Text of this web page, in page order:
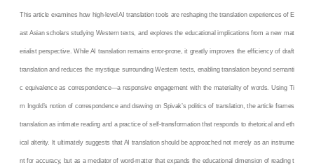
This article examines how high-level AI translation tools are reshaping the translation experiences of E
ast Asian scholars studying Western texts, and explores the educational implications from a new mat
erialist perspective. While AI translation remains error-prone, it greatly improves the efficiency of draft
translation and reduces the mystique surrounding Western texts, enabling translation beyond semanti
c equivalence as correspondence—a responsive engagement with the materiality of words. Using Ti
m Ingold’s notion of correspondence and drawing on Spivak’s politics of translation, the article frames
translation as intimate reading and a practice of self-transformation that responds to rhetorical and eth
ical alterity. It ultimately suggests that AI translation should be approached not merely as an instrume
nt for accuracy, but as a mediator of word-matter that expands the educational dimension of reading t